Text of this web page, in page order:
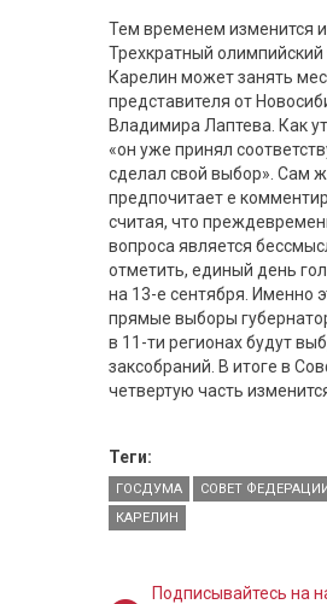
Тем временем изменится и
Трехкратный
Карелин может занять
представителя от
Владимира Лаптева. Как
«он уже принял
сделал свой выбор». Сам
предпочитает е
считая, что
вопроса является
отметить, единый день
на 13-е сентября. Именно
прямые выборы
в 11-ти регионах будут
заксобраний. В итоге в
четвертую часть
Теги:
ГОСДУМА СОВЕТ
КАРЕЛИН
Подписывайтесь на